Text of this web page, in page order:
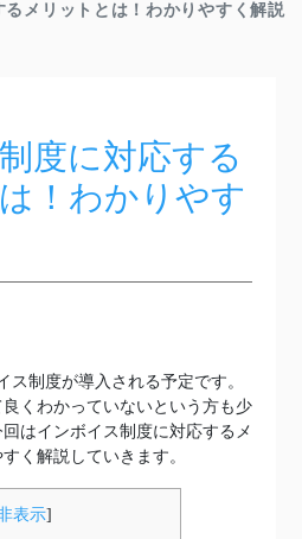
メリットとは！わかりやすく解説
度に対応する
！わかりやす
ス制度が導入される予定です。
くわかっていないという方も少
はインボイス制度に対応するメ
く解説していきます。
表示]